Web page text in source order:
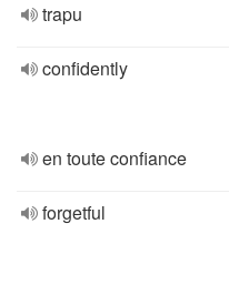
trapu
confidently
en toute confiance
forgetful